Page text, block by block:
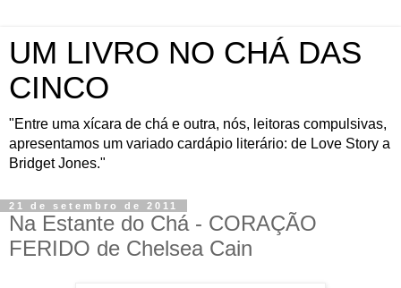
UM LIVRO NO CHÁ DAS
CINCO
"Entre uma xícara de chá e outra, nós, leitoras compulsivas,
apresentamos um variado cardápio literário: de Love Story a
Bridget Jones."
21 de setembro de 2011
Na Estante do Chá - CORAÇÃO
FERIDO de Chelsea Cain